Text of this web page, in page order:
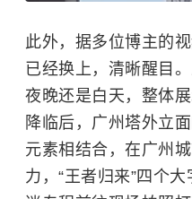
此外，据多位博主的
已经换上，清晰醒目
夜晚还是白天，整体
降临后，广州塔外立
元素相结合，在广州
力，“王者归来”四个